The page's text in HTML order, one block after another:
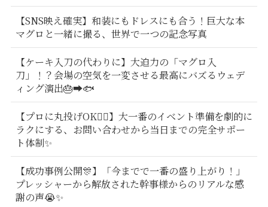
【SNS映え確実】和装にもドレスにも合う！巨大な本
マグロと一緒に撮る、世界で一つの記念写真
【ケーキ入刀の代わりに】大迫力の「マグロ入
刀」！？会場の空気を一変させる最高にバズるウェデ
ィング演出🎂➡️🐟
【プロに丸投げOK🙆‍♂️】大一番のイベント準備を劇的に
ラクにする、お問い合わせから当日までの完全サポー
ト体制✨
【成功事例公開🎊】「今までで一番の盛り上がり！」
プレッシャーから解放された幹事様からのリアルな感
謝の声😭✨